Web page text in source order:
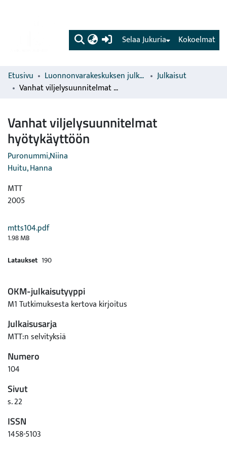
(current) Kokoelmat
Selaa Jukuria
Etusivu Luonnonvarakeskuksen julkaisut
Julkaisut
Vanhat viljelysuunnitelmat hyötykäyttöön
Vanhat viljelysuunnitelmat
hyötykäyttöön
Puronummi,Niina
Huitu, Hanna
MTT
2005
mtts104.pdf
1.98 MB
Lataukset 190
OKM-julkaisutyyppi
M1 Tutkimuksesta kertova kirjoitus
Julkaisusarja
MTT:n selvityksiä
Numero
104
Sivut
s. 22
ISSN
1458-5103